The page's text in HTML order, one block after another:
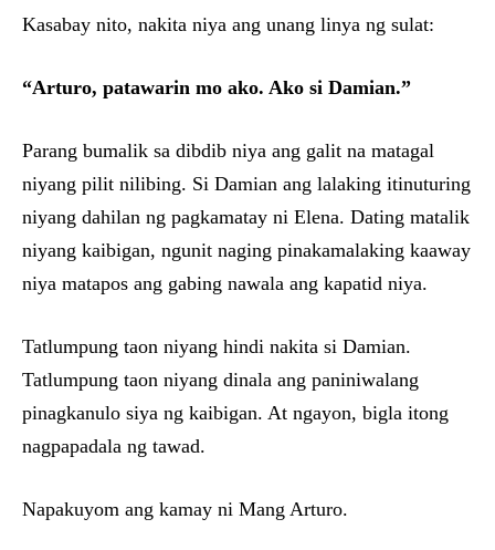
Kasabay nito, nakita niya ang unang linya ng sulat:
“Arturo, patawarin mo ako. Ako si Damian.”
Parang bumalik sa dibdib niya ang galit na matagal
niyang pilit nilibing. Si Damian ang lalaking itinuturing
niyang dahilan ng pagkamatay ni Elena. Dating matalik
niyang kaibigan, ngunit naging pinakamalaking kaaway
niya matapos ang gabing nawala ang kapatid niya.
Tatlumpung taon niyang hindi nakita si Damian.
Tatlumpung taon niyang dinala ang paniniwalang
pinagkanulo siya ng kaibigan. At ngayon, bigla itong
nagpapadala ng tawad.
Napakuyom ang kamay ni Mang Arturo.